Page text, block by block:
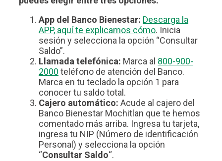
App del Banco Bienestar: Descarga la
APP, aquí te explicamos cómo. Inicia
sesión y selecciona la opción “Consultar
Saldo”.
Llamada telefónica: Marca al 800-900-
2000 teléfono de atención del Banco.
Marca en tu teclado la opción 1 para
conocer tu saldo total.
Cajero automático: Acude al cajero del
Banco Bienestar Mochitlan que te hemos
comentado más arriba. Ingresa tu tarjeta,
ingresa tu NIP (Número de identificación
Personal) y selecciona la opción
“Consultar Saldo“.